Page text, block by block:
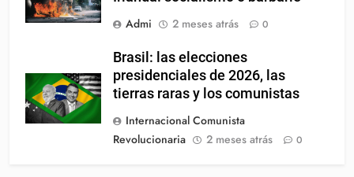
Admi
2 meses atrás 0
Brasil: las elecciones
presidenciales de 2026, las
tierras raras y los comunistas
Internacional Comunista
Revolucionaria
2 meses atrás 0